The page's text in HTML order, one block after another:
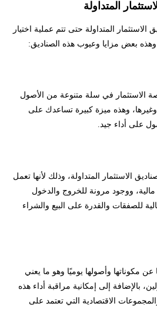
المتداولة
المتداولة حتى تتم عملية اختيار
بعض مزايا وعيوب هذه الصناديق:
الاستثمار في سلة متنوعة من الأصول
وهذه ميزة كبيرة تساعدك على
على أداء جيد.
الاستثمار المتداولة، وذلك لأنها تعمل
ووجود مرونة للخروج والدخول
للصفقات والقدرة على البيع والشراء
مكوناتها وأصولها يوميًا وهو ما يعني
بالإضافة إلى إمكانية مراقبة أداء هذه
الاقتصادية التي تعتمد على